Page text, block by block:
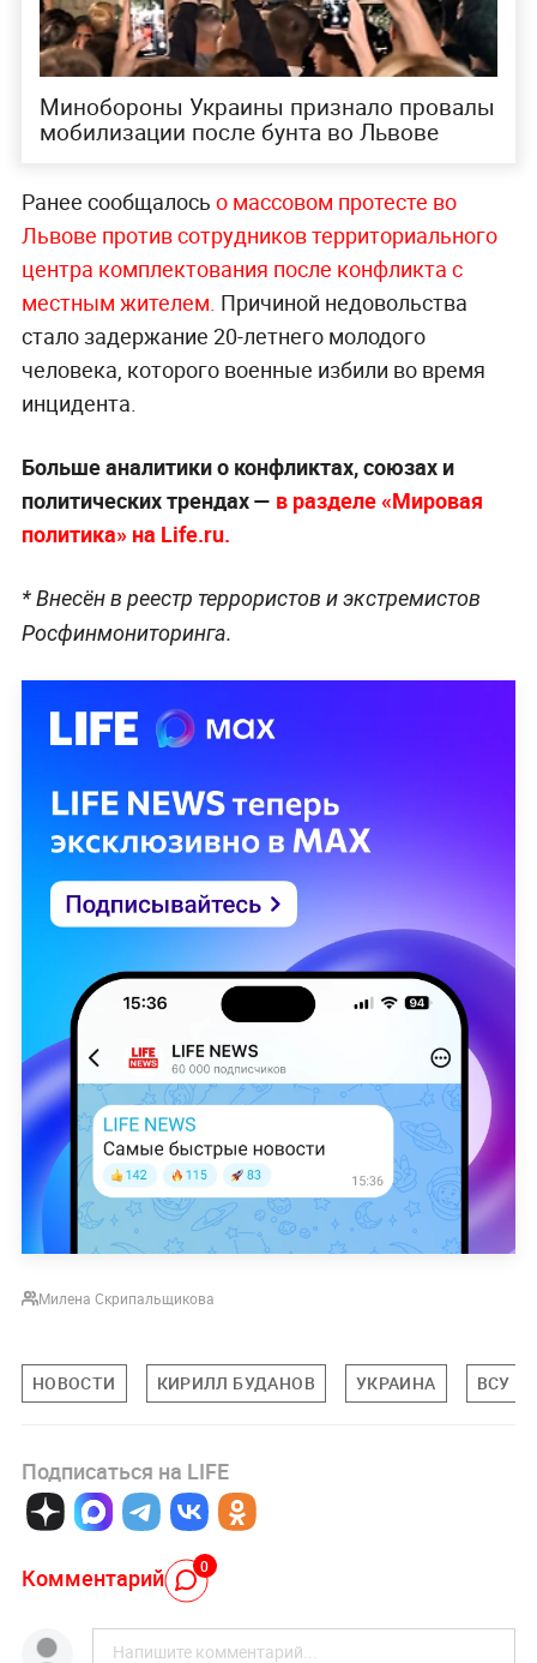
Минобороны Украины признало провалы
мобилизации после бунта во Львове
Ранее сообщалось о массовом протесте во
Львове против сотрудников территориального
центра комплектования после конфликта с
местным жителем. Причиной недовольства
стало задержание 20-летнего молодого
человека, которого военные избили во время
инцидента.
Больше аналитики о конфликтах, союзах и
политических трендах — в разделе «Мировая
политика» на Life.ru.
* Внесён в реестр террористов и экстремистов
Росфинмониторинга.
Милена Скрипальщикова
НОВОСТИ КИРИЛЛ БУДАНОВ УКРАИНА ВСУ
Подписаться на LIFE
Комментарий 0